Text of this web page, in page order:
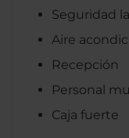
Seguridad
Aire
Recepción
Personal
Caja fuerte